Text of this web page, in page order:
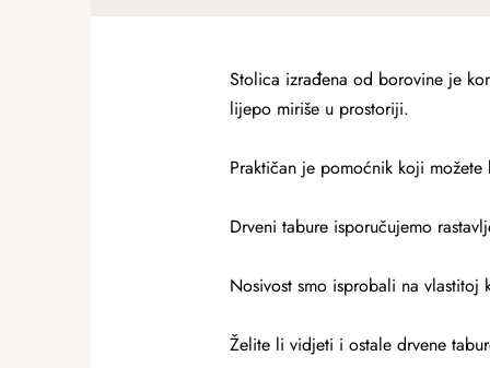
Stolica izrađena od borovine je
lijepo miriše u prostoriji.
Praktičan je pomoćnik koji
Drveni tabure isporučujemo
Nosivost smo isprobali na
Želite li vidjeti i ostale drvene